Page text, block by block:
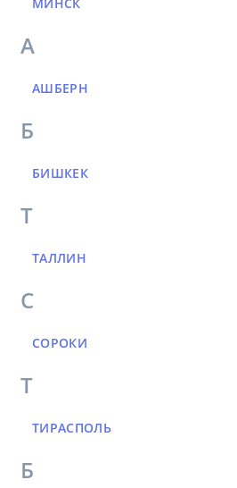
А
АШБЕРН
Б
БИШКЕК
Т
ТАЛЛИН
С
СОРОКИ
Т
ТИРАСПОЛЬ
Б